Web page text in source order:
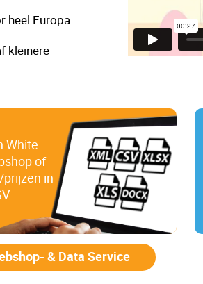
heel Europa
kleinere
White
of
in
& Data Service